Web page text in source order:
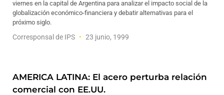
viernes en la capital de Argentina para analizar el impacto social de la
globalización económico-financiera y debatir alternativas para el
próximo siglo.
Corresponsal de IPS 23 junio, 1999
AMERICA LATINA: El acero perturba relación
comercial con EE.UU.